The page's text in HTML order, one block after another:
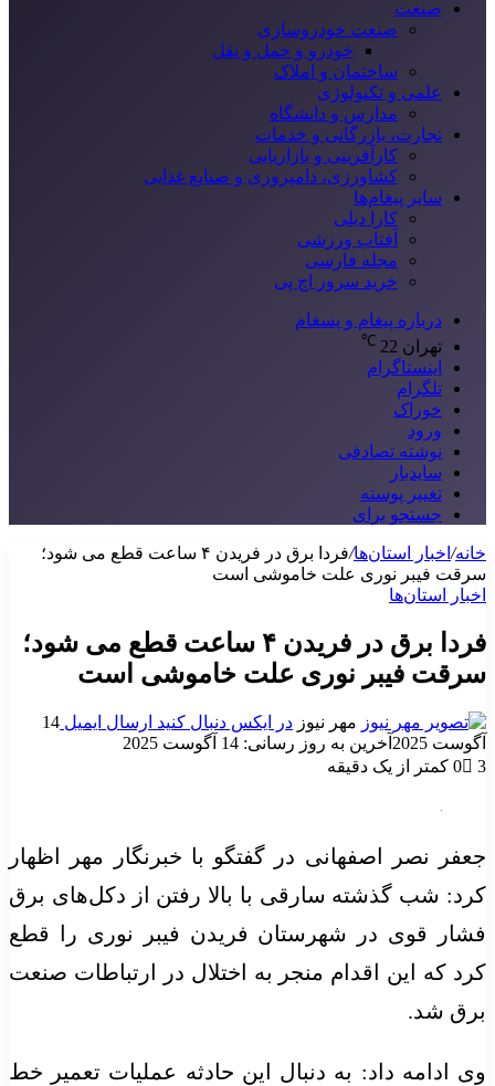
صنعت
صنعت خودروسازی
خودرو و حمل و نقل
ساختمان و املاک
علمی و تکنولوژی
مدارس و دانشگاه
تجارت، بازرگانی و خدمات
کارآفرینی و بازاریابی
کشاورزی، دامپروری و صنایع غذایی
سایر پیغام‌ها
کارا دیلی
آفتاب ورزشی
مجله فارسی
خرید سرور اچ پی
درباره پیغام و پسغام
تهران 22
℃
اینستاگرام
تلگرام
خوراک
ورود
نوشته تصادفی
سایدبار
تغییر پوسته
جستجو برای
خانه/ اخبار استان‌ها/
فردا برق در فریدن ۴ ساعت قطع می شود؛
سرقت فیبر نوری علت خاموشی است
اخبار استان‌ها
فردا برق در فریدن ۴ ساعت قطع می شود؛
سرقت فیبر نوری علت خاموشی است
مهر نیوز در ایکس دنبال کنید ارسال ایمیل 14
آگوست 2025
آخرین به روز رسانی: 14 آگوست 2025
0
3 کمتر از یک دقیقه
جعفر نصر اصفهانی در گفتگو با خبرنگار مهر اظهار
کرد: شب گذشته سارقی با بالا رفتن از دکل‌های برق
فشار قوی در شهرستان فریدن فیبر نوری را قطع
کرد که این اقدام منجر به اختلال در ارتباطات صنعت
برق شد.
وی ادامه داد: به دنبال این حادثه عملیات تعمیر خط